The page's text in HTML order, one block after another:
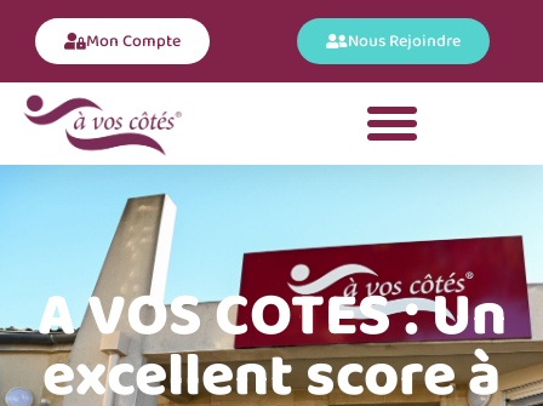
Nous Rejoindre
Mon Compte
A VOS COTES : Un
excellent score à